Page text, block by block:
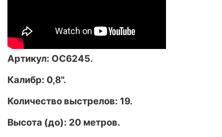
Артикул: ОС6245.
Калибр: 0,8".
Количество выстрелов: 19.
Высота (до): 20 метров.